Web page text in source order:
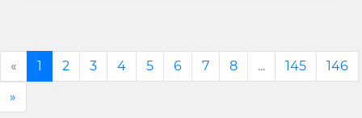
« 1 2 3 4 5 6 7 8 ... 145
146
»